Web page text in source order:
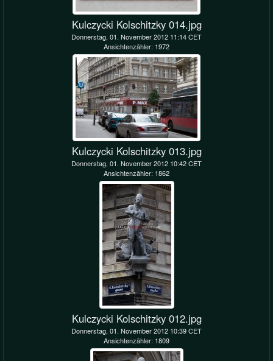
Kulczycki Kolschitzky 014.jpg
Donnerstag, 01. November 2012 11:14 CET
Ansichtenzähler: 1972
Kulczycki Kolschitzky 013.jpg
Donnerstag, 01. November 2012 10:42 CET
Ansichtenzähler: 1862
Kulczycki Kolschitzky 012.jpg
Donnerstag, 01. November 2012 10:39 CET
Ansichtenzähler: 1809